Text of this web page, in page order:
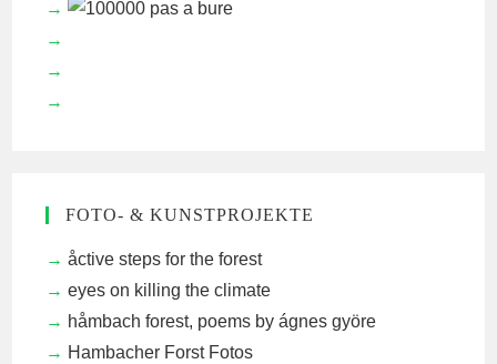
FOTO- & KUNSTPROJEKTE
åctive steps for the forest
eyes on killing the climate
håmbach forest, poems by ágnes györe
Hambacher Forst Fotos